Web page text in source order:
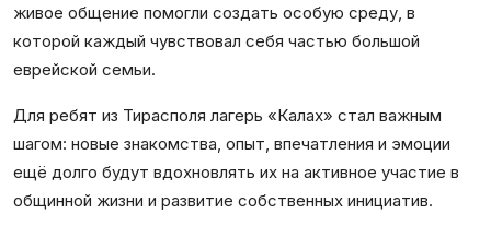
живое общение помогли создать особую среду, в
которой каждый чувствовал себя частью большой
еврейской семьи.
Для ребят из Тирасполя лагерь «Калах» стал важным
шагом: новые знакомства, опыт, впечатления и эмоции
ещё долго будут вдохновлять их на активное участие в
общинной жизни и развитие собственных инициатив.